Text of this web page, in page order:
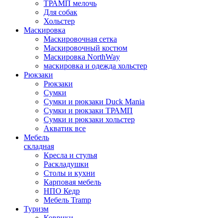
ТРАМП мелочь
Для собак
Хольстер
Маскировка
Маскировочная сетка
Маскировочный костюм
Маскировка NorthWay
маскировка и одежда хольстер
Рюкзаки
Рюкзаки
Сумки
Сумки и рюкзаки Duck Mania
Сумки и рюкзаки ТРАМП
Сумки и рюкзаки хольстер
Акватик все
Мебель
складная
Кресла и стулья
Раскладушки
Столы и кухни
Карповая мебель
НПО Кедр
Мебель Tramp
Туризм